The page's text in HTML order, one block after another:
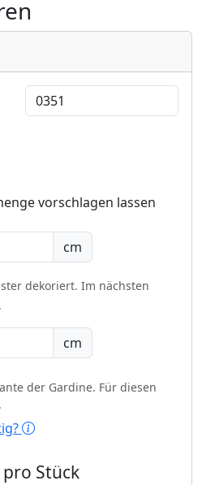
vorschlagen lassen
cm
dekoriert. Im nächsten
cm
der Gardine. Für diesen
pro Stück